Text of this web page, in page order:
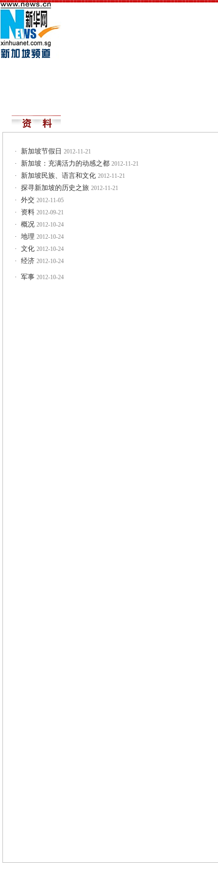
· 新加坡节假日 2012-11-21
· 新加坡：充满活力的动感之都 2012-11-21
· 新加坡民族、语言和文化 2012-11-21
· 探寻新加坡的历史之旅 2012-11-21
· 外交 2012-11-05
· 资料 2012-09-21
· 概况 2012-10-24
· 地理 2012-10-24
· 文化 2012-10-24
· 经济 2012-10-24
· 军事 2012-10-24